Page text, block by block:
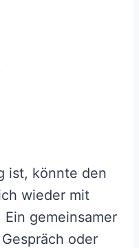
ist, könnte den
wieder mit
gemeinsamer
oder